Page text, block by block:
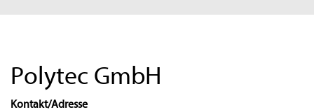
Polytec GmbH
Kontakt/Adresse